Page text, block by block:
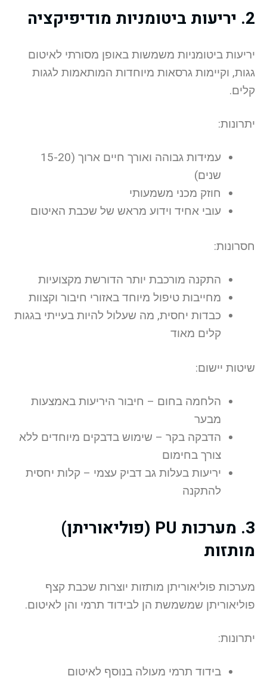
2. יריעות ביטומניות מודיפיקציה
יריעות ביטומניות משמשות באופן מסורתי לאיטום
גגות, וקיימות גרסאות מיוחדות המותאמות לגגות
קלים.
יתרונות:
עמידות גבוהה ואורך חיים ארוך (15-20
שנים)
חוזק מכני משמעותי
עובי אחיד וידוע מראש של שכבת האיטום
חסרונות:
התקנה מורכבת יותר הדורשת מקצועיות
מחייבות טיפול מיוחד באזורי חיבור וקצוות
כבדות יחסית, מה שעלול להיות בעייתי בגגות
קלים מאוד
שיטות יישום:
הלחמה בחום – חיבור היריעות באמצעות
מבער
הדבקה בקר – שימוש בדבקים מיוחדים ללא
צורך בחימום
יריעות בעלות גב דביק עצמי – קלות יחסית
להתקנה
3. מערכות PU (פוליאוריתן)
מותזות
מערכות פוליאוריתן מותזות יוצרות שכבת קצף
פוליאוריתן שמשמשת הן לבידוד תרמי והן לאיטום.
יתרונות:
בידוד תרמי מעולה בנוסף לאיטום